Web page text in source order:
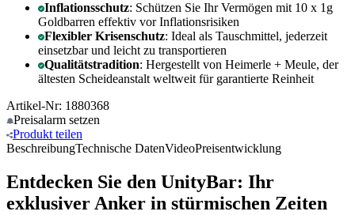
Inflationsschutz: Schützen Sie Ihr Vermögen mit 10 x 1g
Goldbarren effektiv vor Inflationsrisiken
Flexibler Krisenschutz: Ideal als Tauschmittel, jederzeit
einsetzbar und leicht zu transportieren
Qualitätstradition: Hergestellt von Heimerle + Meule, der
ältesten Scheideanstalt weltweit für garantierte Reinheit
Artikel-Nr: 1880368
Preisalarm setzen
Produkt teilen
BeschreibungTechnische DatenVideoPreisentwicklung
Entdecken Sie den UnityBar: Ihr
exklusiver Anker in stürmischen Zeiten